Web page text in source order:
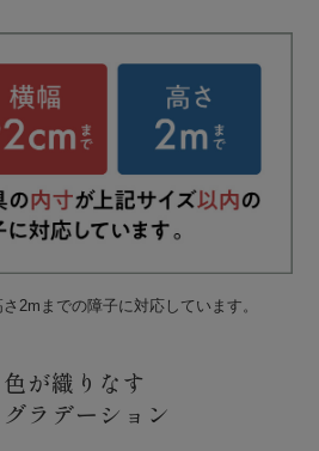
2mまでの障子に対応しています。
が織りなす
ラデーション